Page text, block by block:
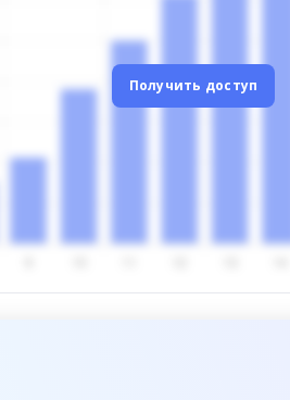
Получить доступ